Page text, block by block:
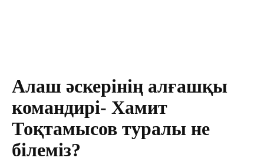
Алаш әскерінің алғашқы
командирі- Хамит
Тоқтамысов туралы не
білеміз?